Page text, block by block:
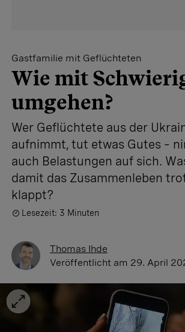
Gastfamilie mit Geflüchteten
Wie mit
umgehen?
Wer Geflüchtete aus der
aufnimmt, tut etwas Gutes –
auch Belastungen auf sich.
damit das Zusammenleben
klappt?
Lesezeit: 3 Minuten
Thomas Ihde
Veröffentlicht am 29. April